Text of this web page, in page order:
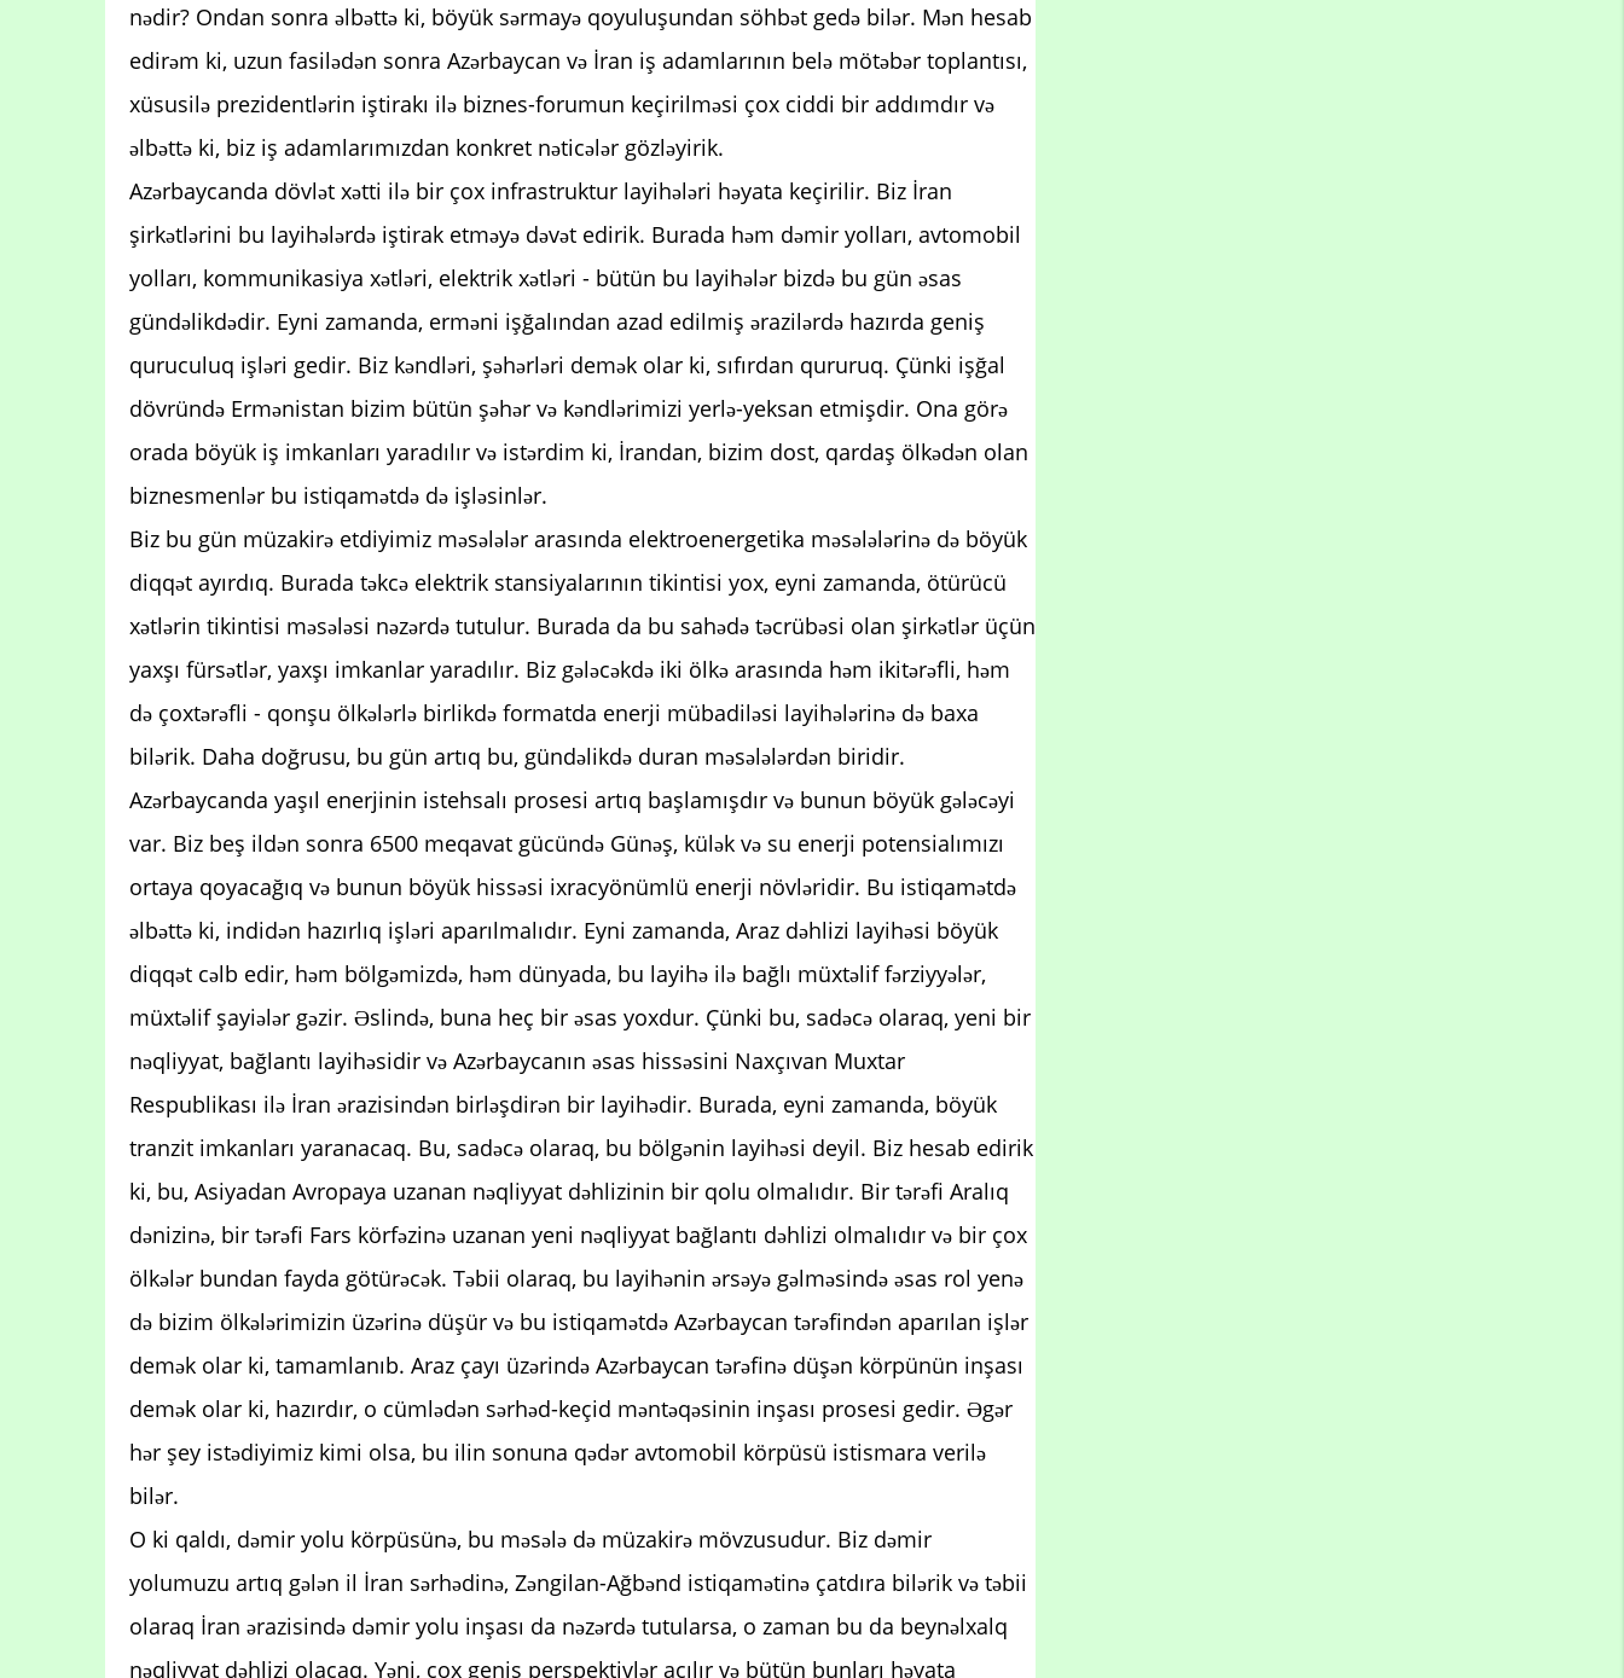
nədir? Ondan sonra əlbəttə ki, böyük sərmayə qoyuluşundan söhbət gedə bilər. Mən hesab
edirəm ki, uzun fasilədən sonra Azərbaycan və İran iş adamlarının belə mötəbər toplantısı,
xüsusilə prezidentlərin iştirakı ilə biznes-forumun keçirilməsi çox ciddi bir addımdır və
əlbəttə ki, biz iş adamlarımızdan konkret nəticələr gözləyirik.
Azərbaycanda dövlət xətti ilə bir çox infrastruktur layihələri həyata keçirilir. Biz İran
şirkətlərini bu layihələrdə iştirak etməyə dəvət edirik. Burada həm dəmir yolları, avtomobil
yolları, kommunikasiya xətləri, elektrik xətləri - bütün bu layihələr bizdə bu gün əsas
gündəlikdədir. Eyni zamanda, erməni işğalından azad edilmiş ərazilərdə hazırda geniş
quruculuq işləri gedir. Biz kəndləri, şəhərləri demək olar ki, sıfırdan qururuq. Çünki işğal
dövründə Ermənistan bizim bütün şəhər və kəndlərimizi yerlə-yeksan etmişdir. Ona görə
orada böyük iş imkanları yaradılır və istərdim ki, İrandan, bizim dost, qardaş ölkədən olan
biznesmenlər bu istiqamətdə də işləsinlər.
Biz bu gün müzakirə etdiyimiz məsələlər arasında elektroenergetika məsələlərinə də böyük
diqqət ayırdıq. Burada təkcə elektrik stansiyalarının tikintisi yox, eyni zamanda, ötürücü
xətlərin tikintisi məsələsi nəzərdə tutulur. Burada da bu sahədə təcrübəsi olan şirkətlər üçün
yaxşı fürsətlər, yaxşı imkanlar yaradılır. Biz gələcəkdə iki ölkə arasında həm ikitərəfli, həm
də çoxtərəfli - qonşu ölkələrlə birlikdə formatda enerji mübadiləsi layihələrinə də baxa
bilərik. Daha doğrusu, bu gün artıq bu, gündəlikdə duran məsələlərdən biridir.
Azərbaycanda yaşıl enerjinin istehsalı prosesi artıq başlamışdır və bunun böyük gələcəyi
var. Biz beş ildən sonra 6500 meqavat gücündə Günəş, külək və su enerji potensialımızı
ortaya qoyacağıq və bunun böyük hissəsi ixracyönümlü enerji növləridir. Bu istiqamətdə
əlbəttə ki, indidən hazırlıq işləri aparılmalıdır. Eyni zamanda, Araz dəhlizi layihəsi böyük
diqqət cəlb edir, həm bölgəmizdə, həm dünyada, bu layihə ilə bağlı müxtəlif fərziyyələr,
müxtəlif şayiələr gəzir. Əslində, buna heç bir əsas yoxdur. Çünki bu, sadəcə olaraq, yeni bir
nəqliyyat, bağlantı layihəsidir və Azərbaycanın əsas hissəsini Naxçıvan Muxtar
Respublikası ilə İran ərazisindən birləşdirən bir layihədir. Burada, eyni zamanda, böyük
tranzit imkanları yaranacaq. Bu, sadəcə olaraq, bu bölgənin layihəsi deyil. Biz hesab edirik
ki, bu, Asiyadan Avropaya uzanan nəqliyyat dəhlizinin bir qolu olmalıdır. Bir tərəfi Aralıq
dənizinə, bir tərəfi Fars körfəzinə uzanan yeni nəqliyyat bağlantı dəhlizi olmalıdır və bir çox
ölkələr bundan fayda götürəcək. Təbii olaraq, bu layihənin ərsəyə gəlməsində əsas rol yenə
də bizim ölkələrimizin üzərinə düşür və bu istiqamətdə Azərbaycan tərəfindən aparılan işlər
demək olar ki, tamamlanıb. Araz çayı üzərində Azərbaycan tərəfinə düşən körpünün inşası
demək olar ki, hazırdır, o cümlədən sərhəd-keçid məntəqəsinin inşası prosesi gedir. Əgər
hər şey istədiyimiz kimi olsa, bu ilin sonuna qədər avtomobil körpüsü istismara verilə
bilər.
O ki qaldı, dəmir yolu körpüsünə, bu məsələ də müzakirə mövzusudur. Biz dəmir
yolumuzu artıq gələn il İran sərhədinə, Zəngilan-Ağbənd istiqamətinə çatdıra bilərik və təbii
olaraq İran ərazisində dəmir yolu inşası da nəzərdə tutularsa, o zaman bu da beynəlxalq
nəqliyyat dəhlizi olacaq. Yəni, çox geniş perspektivlər açılır və bütün bunları həyata